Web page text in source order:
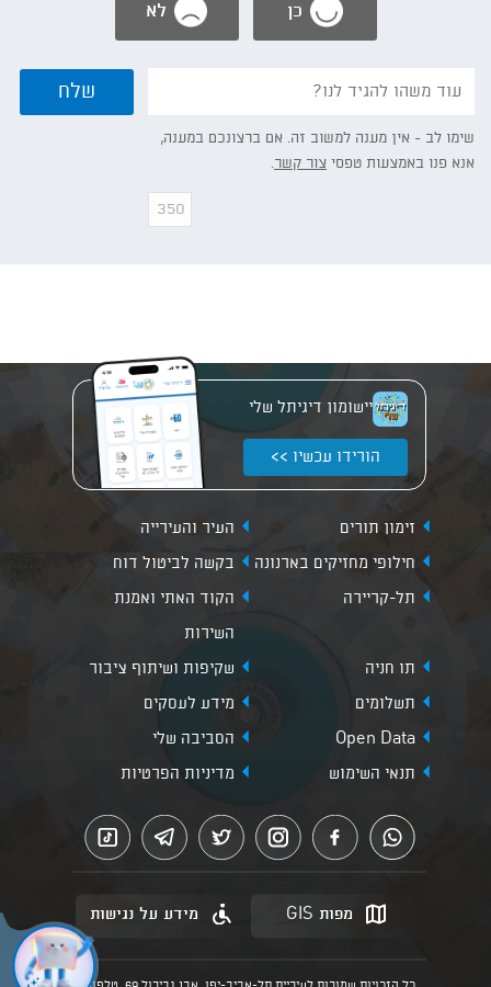
כן לא
תפרט/י:
שלח
שימו לב - אין מענה למשוב זה. אם ברצונכם במענה,
אנא פנו באמצעות טפסי צור קשר.
יישומון דיגיתל שלי
הורידו עכשיו >>
זימון תורים
העיר והעירייה
חילופי מחזיקים בארנונה
בקשה לביטול דוח
תל-קריירה
הקוד האתי ואמנת
השירות
תו חניה
שקיפות ושיתוף ציבור
תשלומים
מידע לעסקים
Open Data
הסביבה שלי
תנאי השימוש
מדיניות הפרטיות
מפות GIS מידע על נגישות